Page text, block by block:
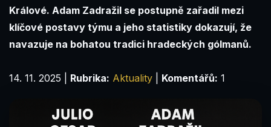
Králové. Adam Zadražil se postupně zařadil mezi
klíčové postavy týmu a jeho statistiky dokazují, že
navazuje na bohatou tradici hradeckých gólmanů.
14. 11. 2025 Rubrika: Aktuality Komentářů: 1